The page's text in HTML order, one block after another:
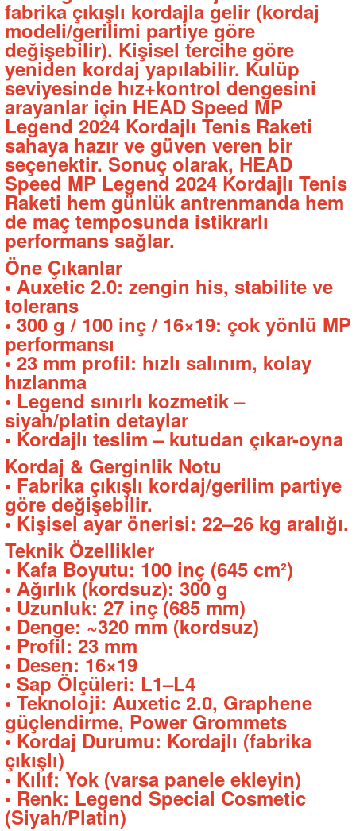
fabrika çıkışlı kordajla gelir (kordaj
modeli/gerilimi partiye göre
değişebilir). Kişisel tercihe göre
yeniden kordaj yapılabilir. Kulüp
seviyesinde hız+kontrol dengesini
arayanlar için HEAD Speed MP
Legend 2024 Kordajlı Tenis Raketi
sahaya hazır ve güven veren bir
seçenektir. Sonuç olarak, HEAD
Speed MP Legend 2024 Kordajlı Tenis
Raketi hem günlük antrenmanda hem
de maç temposunda istikrarlı
performans sağlar.
Öne Çıkanlar
• Auxetic 2.0: zengin his, stabilite ve
tolerans
• 300 g / 100 inç / 16×19: çok yönlü MP
performansı
• 23 mm profil: hızlı salınım, kolay
hızlanma
• Legend sınırlı kozmetik –
siyah/platin detaylar
• Kordajlı teslim – kutudan çıkar-oyna
Kordaj & Gerginlik Notu
• Fabrika çıkışlı kordaj/gerilim partiye
göre değişebilir.
• Kişisel ayar önerisi: 22–26 kg aralığı.
Teknik Özellikler
• Kafa Boyutu: 100 inç (645 cm²)
• Ağırlık (kordsuz): 300 g
• Uzunluk: 27 inç (685 mm)
• Denge: ~320 mm (kordsuz)
• Profil: 23 mm
• Desen: 16×19
• Sap Ölçüleri: L1–L4
• Teknoloji: Auxetic 2.0, Graphene
güçlendirme, Power Grommets
• Kordaj Durumu: Kordajlı (fabrika
çıkışlı)
• Kılıf: Yok (varsa panele ekleyin)
• Renk: Legend Special Cosmetic
(Siyah/Platin)